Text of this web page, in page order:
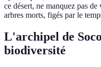
ce désert, ne manquez pas
arbres morts, figés par le
L'archipel de
biodiversité